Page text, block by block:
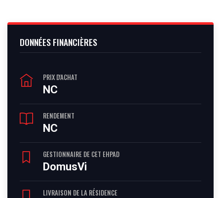
DONNÉES FINANCIÈRES
PRIX D'ACHAT
NC
RENDEMENT
NC
GESTIONNAIRE DE CET EHPAD
DomusVi
LIVRAISON DE LA RÉSIDENCE